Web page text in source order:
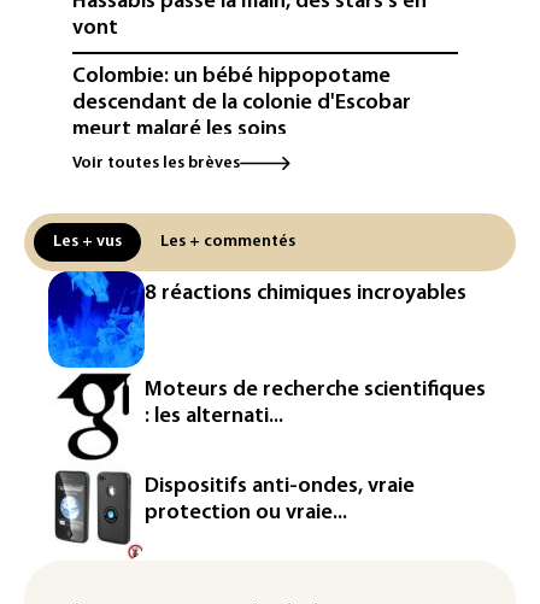
vont
Colombie: un bébé hippopotame
descendant de la colonie d'Escobar
meurt malgré les soins
attendue en Europe
L'Autriche bat son record absolu de
chaleur pour le deuxième jour d'affilée
Inde : Meta sommé de s'excuser après
le retrait d'une vidéo de Modi
La défense, voie de diversification pour
un secteur automobile à la peine
France : prison avec sursis et
"bannissement numérique" pour deux
streamers jugés pour des violences et
Voir toutes les brèves
Les + vus Les + commentés
8 réactions chimiques incroyables
Moteurs de recherche scientifiques
: les alternati...
Dispositifs anti-ondes, vraie
protection ou vraie...